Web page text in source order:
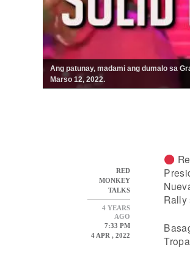
Ang patunay, madami ang dumalo sa
Marso 12, 2022.
RED
MONKEY
TALKS
4 YEARS
AGO
7:33 PM
4 APR , 2022
Rally